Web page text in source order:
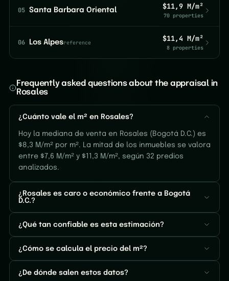
05 Santa Barbara Oriental $11,9 M/m²
70 properties
06 Los Alpesreference $11,4 M/m²
8 properties
Frequently asked questions about the appraisal in
Rosales
¿Cuánto vale el m² en Rosales?
Hoy la mediana de venta en Rosales (Bogotá D.C.) es
$8,3 M/m² por m². La mitad de los inmuebles se valora
entre $7,6 M/m² y $11,3 M/m², según 32 predios
analizados.
¿Rosales es caro o económico frente a Bogotá
D.C.?
¿Qué tan confiable es esta estimación?
¿Cómo se calcula el precio del m²?
¿De dónde salen estos datos?